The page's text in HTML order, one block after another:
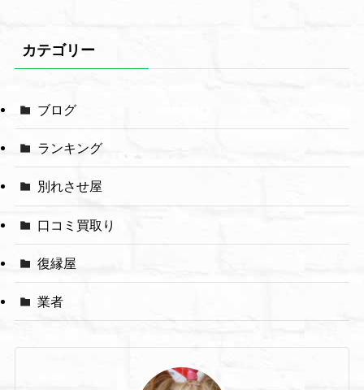
カテゴリー
ブログ
ランキング
別れさせ屋
口コミ買取り
復縁屋
業者